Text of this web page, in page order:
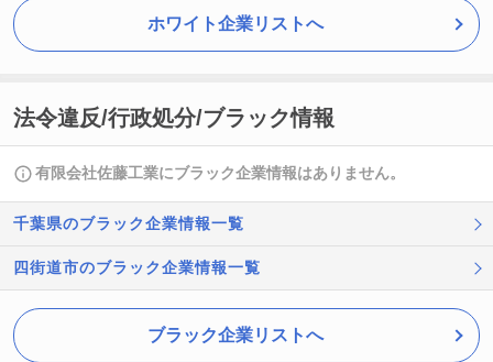
ホワイト企業リストへ
法令違反/行政処分/ブラック情報
有限会社佐藤工業にブラック企業情報はありません。
千葉県のブラック企業情報一覧
四街道市のブラック企業情報一覧
ブラック企業リストへ